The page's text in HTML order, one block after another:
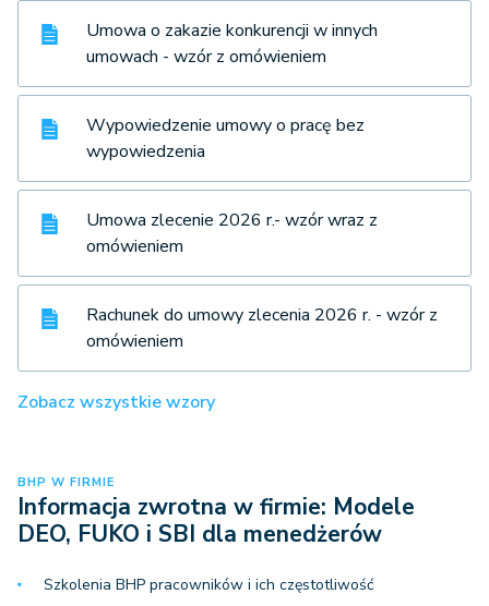
Umowa o zakazie konkurencji w innych
umowach - wzór z omówieniem
Wypowiedzenie umowy o pracę bez
wypowiedzenia
Umowa zlecenie 2026 r.- wzór wraz z
omówieniem
Rachunek do umowy zlecenia 2026 r. - wzór z
omówieniem
Zobacz wszystkie wzory
BHP W FIRMIE
Informacja zwrotna w firmie: Modele
DEO, FUKO i SBI dla menedżerów
Szkolenia BHP pracowników i ich częstotliwość